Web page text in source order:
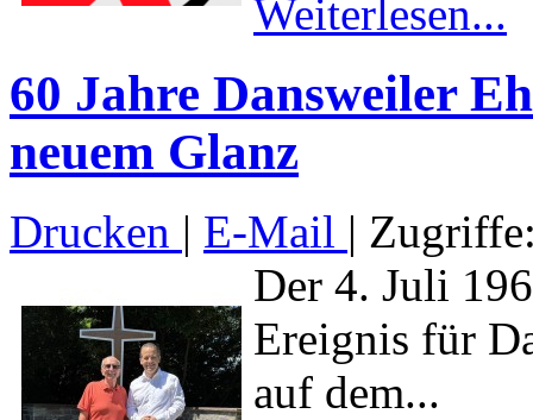
Weiterlesen...
60 Jahre Dansweiler
neuem Glanz
Drucken | E-Mail |
Der 4. Juli
Ereignis für
auf dem...